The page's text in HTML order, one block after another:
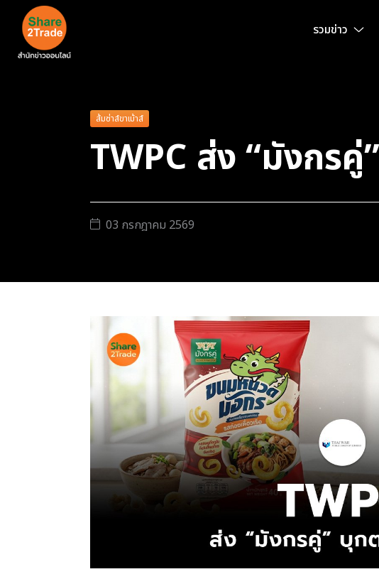
รวมข่าว
ส้มซ่าส์ขาเม้าส์
TWPC ส่ง “มังกร
03 กรกฎาคม 2569